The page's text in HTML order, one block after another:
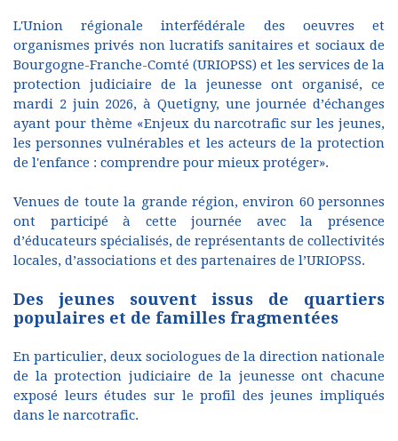
L'Union régionale interfédérale des oeuvres et
organismes privés non lucratifs sanitaires et sociaux de
Bourgogne-Franche-Comté (URIOPSS) et les services de la
protection judiciaire de la jeunesse ont organisé, ce
mardi 2 juin 2026, à Quetigny, une journée d’échanges
ayant pour thème «Enjeux du narcotrafic sur les jeunes,
les personnes vulnérables et les acteurs de la protection
de l'enfance : comprendre pour mieux protéger».
Venues de toute la grande région, environ 60 personnes
ont participé à cette journée avec la présence
d’éducateurs spécialisés, de représentants de collectivités
locales, d’associations et des partenaires de l’URIOPSS.
Des jeunes souvent issus de quartiers
populaires et de familles fragmentées
En particulier, deux sociologues de la direction nationale
de la protection judiciaire de la jeunesse ont chacune
exposé leurs études sur le profil des jeunes impliqués
dans le narcotrafic.